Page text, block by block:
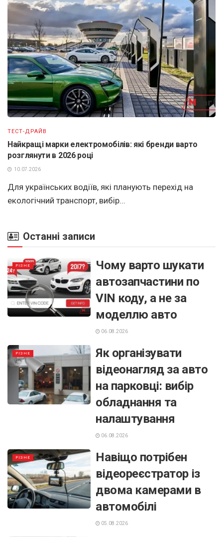
ТЕСТ-ДРАЙВ
Найкращі марки електромобілів: які бренди варто
розглянути в 2026 році
10.07.2026
Для українських водіїв, які планують перехід на
екологічний транспорт, вибір...
Останні записи
РІЗНЕ
Чому варто шукати
автозапчастини по
VIN коду, а не за
моделлю авто
06.08.2026
РІЗНЕ
Як організувати
відеонагляд за авто
на парковці: вибір
обладнання та
налаштування
06.08.2026
РІЗНЕ
Навіщо потрібен
відеореєстратор із
двома камерами в
автомобілі
05.08.2026